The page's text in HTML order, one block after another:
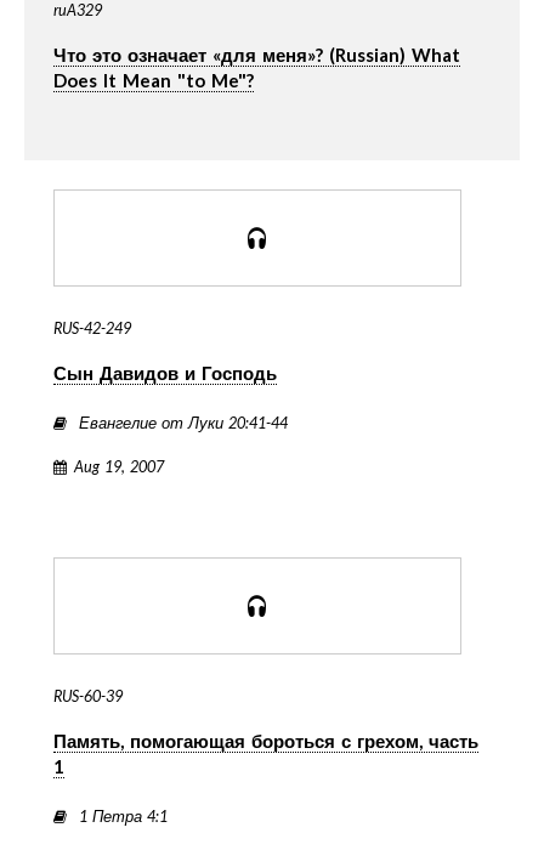
ruA329
Что это означает «для меня»? (Russian) What
Does It Mean "to Me"?
RUS-42-249
Сын Давидов и Господь
Евангелие от Луки 20:41-44
Aug 19, 2007
RUS-60-39
Память, помогающая бороться с грехом, часть
1
1 Петра 4:1